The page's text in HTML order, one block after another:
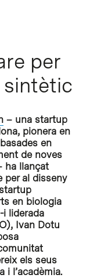
per
sintètic
– una startup
pionera en
en
de noves
ha llançat
per al disseny
en biologia
liderada
Ivan Dotu
els seus
i l’acadèmia.